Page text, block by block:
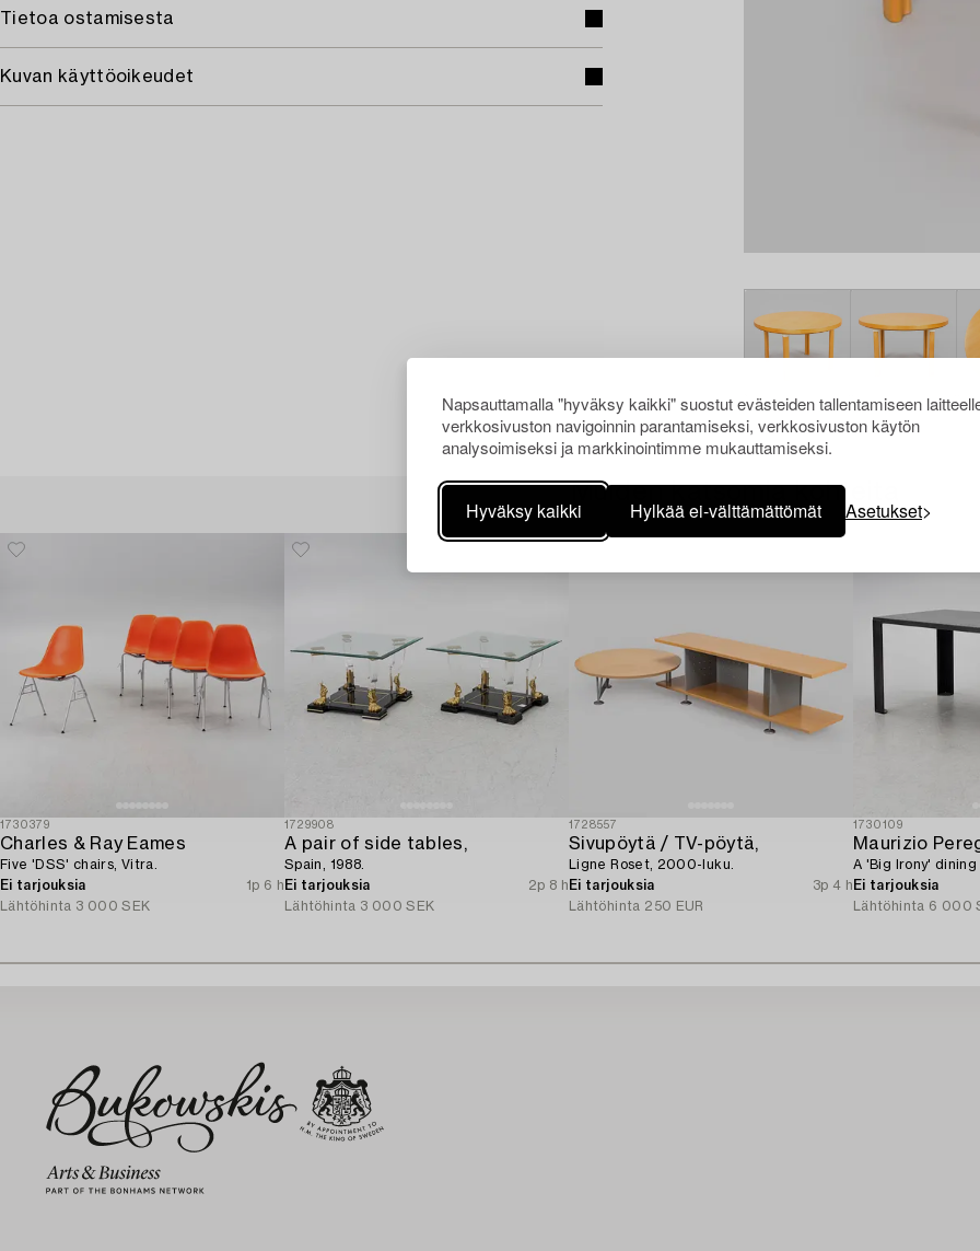
Napsauttamalla "hyväksy kaikki" suostut evästeiden tallentamiseen
verkkosivuston navigoinnin parantamiseksi, verkkosivuston käytön
analysoimiseksi ja markkinointimme mukauttamiseksi.
Hyväksy kaikki Hylkää ei-välttämättömät Asetukset
Tietoa ostamisesta
Kuvan käyttöoikeudet
Muiden katsomia kohteita
1730379
Charles & Ray Eames
Five 'DSS' chairs, Vitra.
Ei tarjouksia
1p 6 h
Lähtöhinta 3 000 SEK
1729908
A pair of side tables,
Spain, 1988.
Ei tarjouksia
2p 8 h
Lähtöhinta 3 000 SEK
1728557
Sivupöytä / TV-pöytä,
Ligne Roset, 2000-luku.
Ei tarjouksia
3p 4 h
Lähtöhinta 250 EUR
1730109
Maurizio
A 'Big Irony'
Ei tarjouksia
Lähtöhinta 6 000